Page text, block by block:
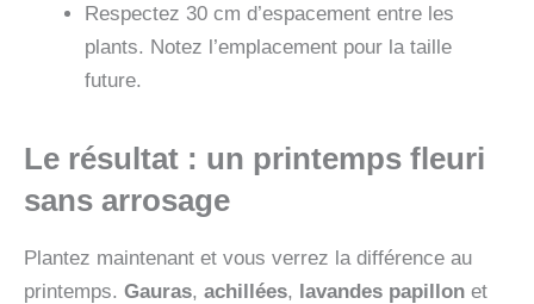
Respectez 30 cm d’espacement entre les
plants. Notez l’emplacement pour la taille
future.
Le résultat : un printemps fleuri
sans arrosage
Plantez maintenant et vous verrez la différence au
printemps. Gauras, achillées, lavandes papillon et